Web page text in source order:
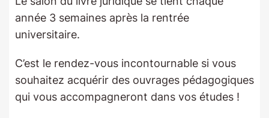
année 3 semaines après la rentrée
universitaire.
C’est le rendez-vous incontournable si vous
souhaitez acquérir des ouvrages pédagogiques
qui vous accompagneront dans vos études !